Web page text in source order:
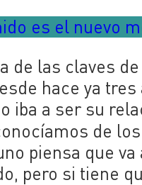
es el nuevo
de las claves
hace ya
iba a ser su
de
piensa que
pero si tiene